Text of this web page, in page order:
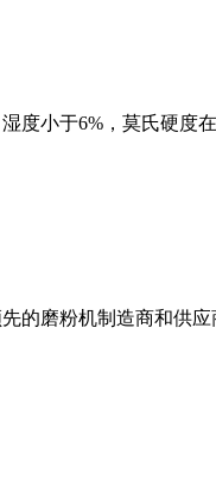
小于6%，莫氏硬度
的磨粉机制造商和供